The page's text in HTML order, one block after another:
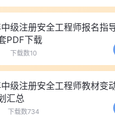
级注册安全工程师报名指
PDF下载
下载数10
级注册安全工程师教材变
汇总
下载数734